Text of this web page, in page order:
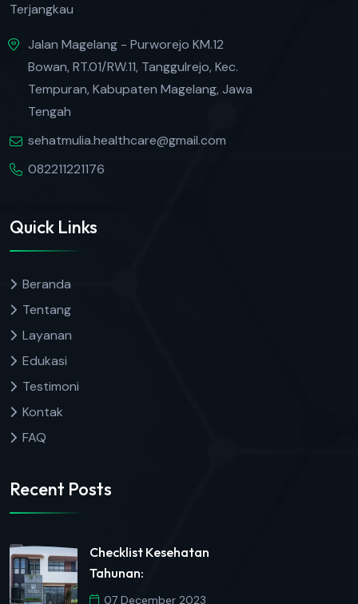
Terjangkau
Jalan Magelang - Purworejo KM.12
Bowan, RT.01/RW.11, Tanggulrejo, Kec.
Tempuran, Kabupaten Magelang, Jawa
Tengah
sehatmulia.healthcare@gmail.com
082211221176
Quick Links
Beranda
Tentang
Layanan
Edukasi
Testimoni
Kontak
FAQ
Recent Posts
Checklist Kesehatan
Tahunan:
07 December 2023